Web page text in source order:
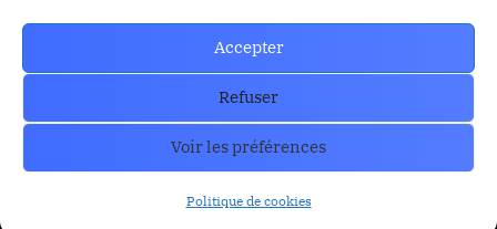
Accepter
Refuser
Voir les préférences
Politique de cookies
PressBook News WordPress theme